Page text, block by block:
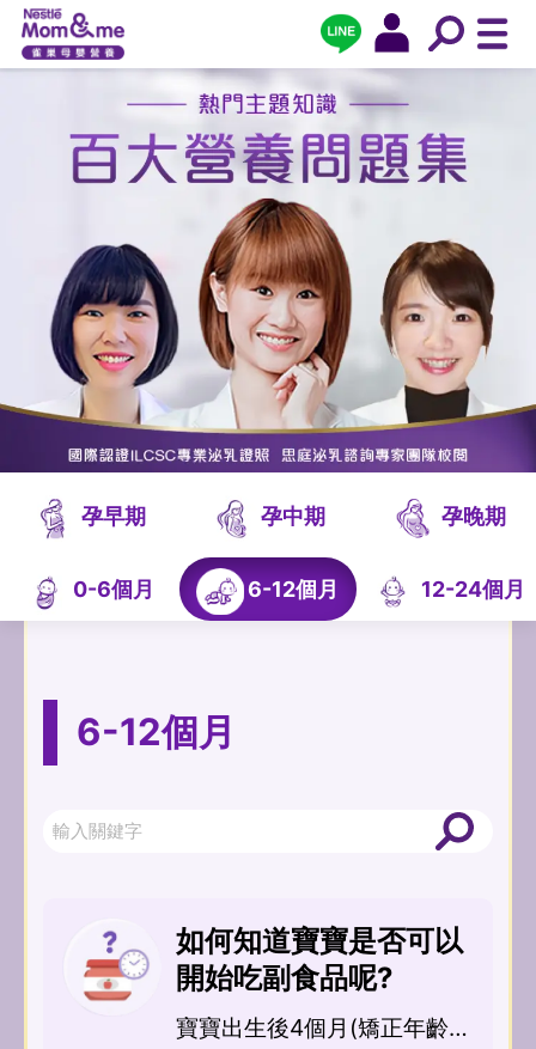
孕早期 孕中期 孕晚期
0-6個月 6-12個月 12-24個月
6-12個月
如何知道寶寶是否可以
開始吃副食品呢?
寶寶出生後4個月(矯正年齡)